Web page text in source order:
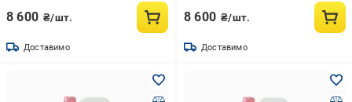
8 600 ₴/шт.
Доставимо
8 600 ₴/шт.
Доставимо